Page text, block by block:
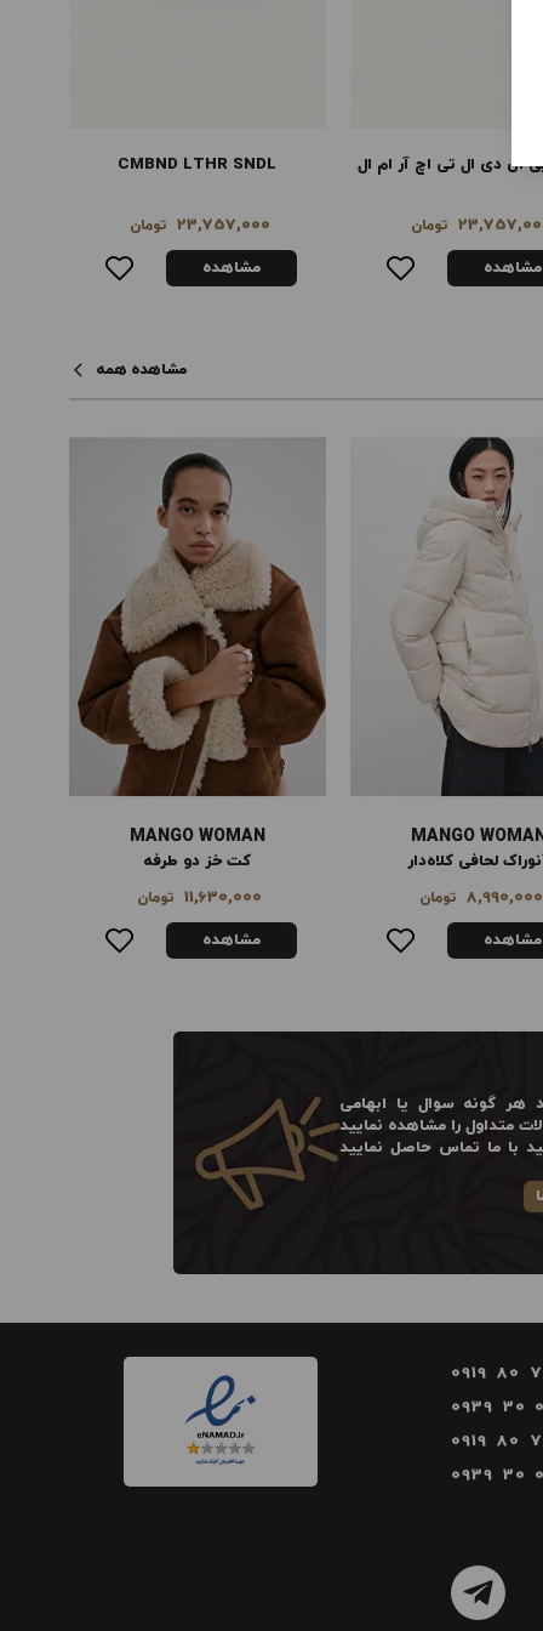
CMBND LTHR
تومان
مشاهده
صندل‌های پاشنه‌دار به سبک قفسی
14,289,000 تومان
مشاهده
مشاهده همه
MANGO
کت خز دو طرفه
11,630,000 تومان
مشاهده
MANGO WOMAN
کیف پول کوچک بافت‌دار
3,475,000
تومان
مشاهده
هر گونه سوال یا ابهامی
متداول را مشاهده نمایید
با ما تماس حاصل نمایید
0919 80
0939 30
0919 80
0939 30